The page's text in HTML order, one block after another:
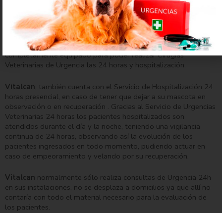
dispone del equipo técnico necesario para la
estabilización de pacientes críticos, así como para el
diagnóstico del problema. Contamos con radiografía digital,
ecografía y laboratorio propio, para poder realizar analíticas
sanguíneas en el momento, también disponemos de quirófano
completamente equipado para poder realizar Cirugías
Veterinarias de Urgencia las 24 horas y hospitalización.
Vitalcan, también cuenta con el Servicio de Hospitalización 24
horas presencial, en caso de tener que dejar a su mascota en
observación o en recuperación . Gracias al Servicio de Urgencias
Veterinarias 24 horas los pacientes hospitalizados son
atendidos durante el día y la noche, teniendo una vigilancia
continua de 24 horas, observando así la evolución de los
pacientes ingresados en todo momento, pudiendo actuar en
caso de empeoramiento y velando por su recuperación.
Vitalcan normalmente sólo realiza consultas de Urgencia 24h
en sus instalaciones, no se desplaza a domicilios ya que allí no
contaría con todo el material necesario para la evaluación de
los pacientes.